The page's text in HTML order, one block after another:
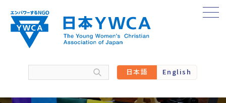
content
日本語 English